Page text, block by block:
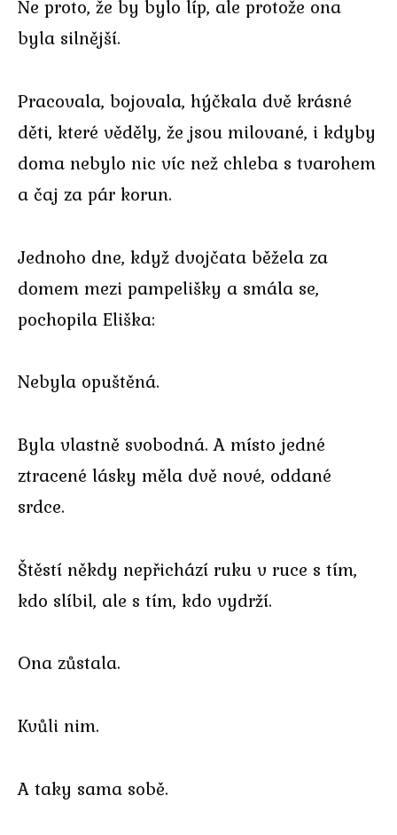
Ne proto, že by bylo líp, ale protože ona
byla silnější.
Pracovala, bojovala, hýčkala dvě krásné
děti, které věděly, že jsou milované, i kdyby
doma nebylo nic víc než chleba s tvarohem
a čaj za pár korun.
Jednoho dne, když dvojčata běžela za
domem mezi pampelišky a smála se,
pochopila Eliška:
Nebyla opuštěná.
Byla vlastně svobodná. A místo jedné
ztracené lásky měla dvě nové, oddané
srdce.
Štěstí někdy nepřichází ruku v ruce s tím,
kdo slíbil, ale s tím, kdo vydrží.
Ona zůstala.
Kvůli nim.
A taky sama sobě.